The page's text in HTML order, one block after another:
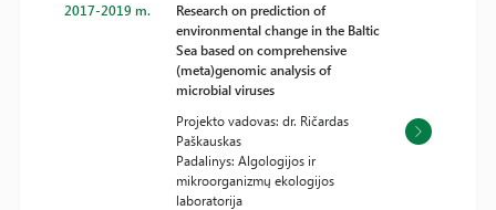
2017-2019 m.
Research on prediction of
environmental change in the Baltic
Sea based on comprehensive
(meta)genomic analysis of
microbial viruses
Projekto vadovas: dr. Ričardas
Paškauskas
Padalinys: Algologijos ir
mikroorganizmų ekologijos
laboratorija